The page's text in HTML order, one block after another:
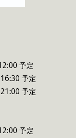
予定
予定
予定
予定